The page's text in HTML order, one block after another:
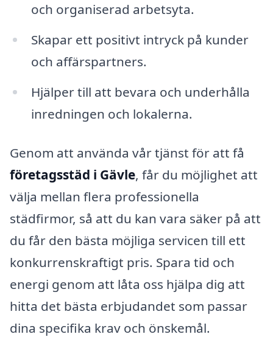
och organiserad arbetsyta.
Skapar ett positivt intryck på kunder
och affärspartners.
Hjälper till att bevara och underhålla
inredningen och lokalerna.
Genom att använda vår tjänst för att få
företagsstäd i Gävle, får du möjlighet att
välja mellan flera professionella
städfirmor, så att du kan vara säker på att
du får den bästa möjliga servicen till ett
konkurrenskraftigt pris. Spara tid och
energi genom att låta oss hjälpa dig att
hitta det bästa erbjudandet som passar
dina specifika krav och önskemål.